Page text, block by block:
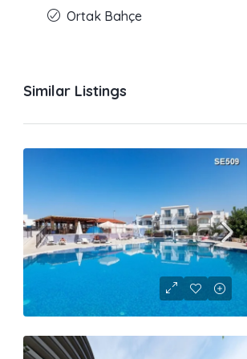
Ortak Bahçe
Similar Listings